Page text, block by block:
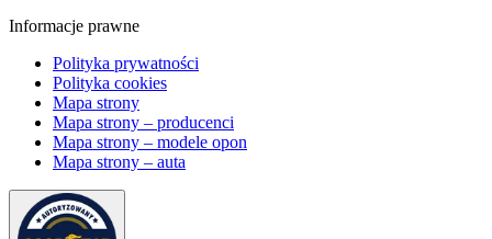
Informacje prawne
Polityka prywatności
Polityka cookies
Mapa strony
Mapa strony – producenci
Mapa strony – modele opon
Mapa strony – auta